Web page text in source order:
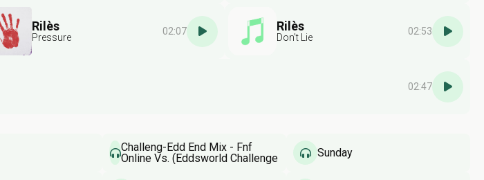
Rilès
Pressure
02:07 Rilès
Don't Lie
02:53
02:47
Challeng-Edd End Mix - Fnf
Online Vs. (Eddsworld Challenge
Sunday